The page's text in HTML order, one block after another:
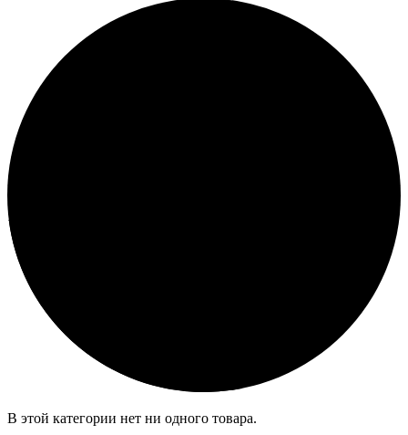
В этой категории нет ни одного товара.